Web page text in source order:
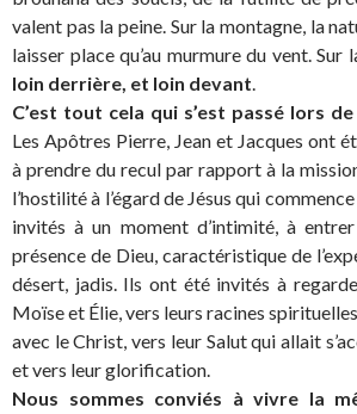
valent pas la peine. Sur la montagne, la
laisser place qu’au murmure du vent. Sur
loin derrière, et loin devant.
C’est tout cela qui s’est passé lors
Les Apôtres Pierre, Jean et Jacques ont
à prendre du recul par rapport à la
l’hostilité à l’égard de Jésus qui
invités à un moment d’intimité, à
présence de Dieu, caractéristique de
désert, jadis. Ils ont été invités à
Moïse et Élie, vers leurs racines
avec le Christ, vers leur Salut qui allait
et vers leur glorification.
Nous sommes conviés à vivre la